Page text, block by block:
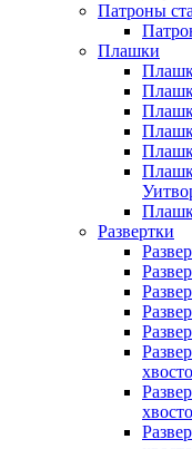
Патроны
Плашки
Развертки